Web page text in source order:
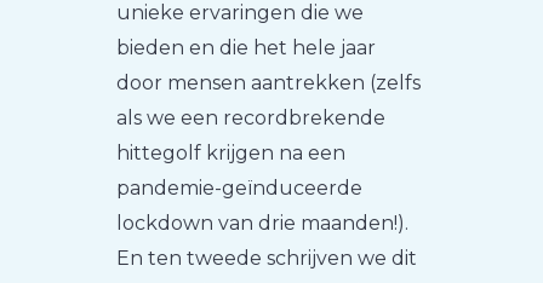
unieke ervaringen die we
bieden en die het hele jaar
door mensen aantrekken (zelfs
als we een recordbrekende
hittegolf krijgen na een
pandemie-geïnduceerde
lockdown van drie maanden!).
En ten tweede schrijven we dit